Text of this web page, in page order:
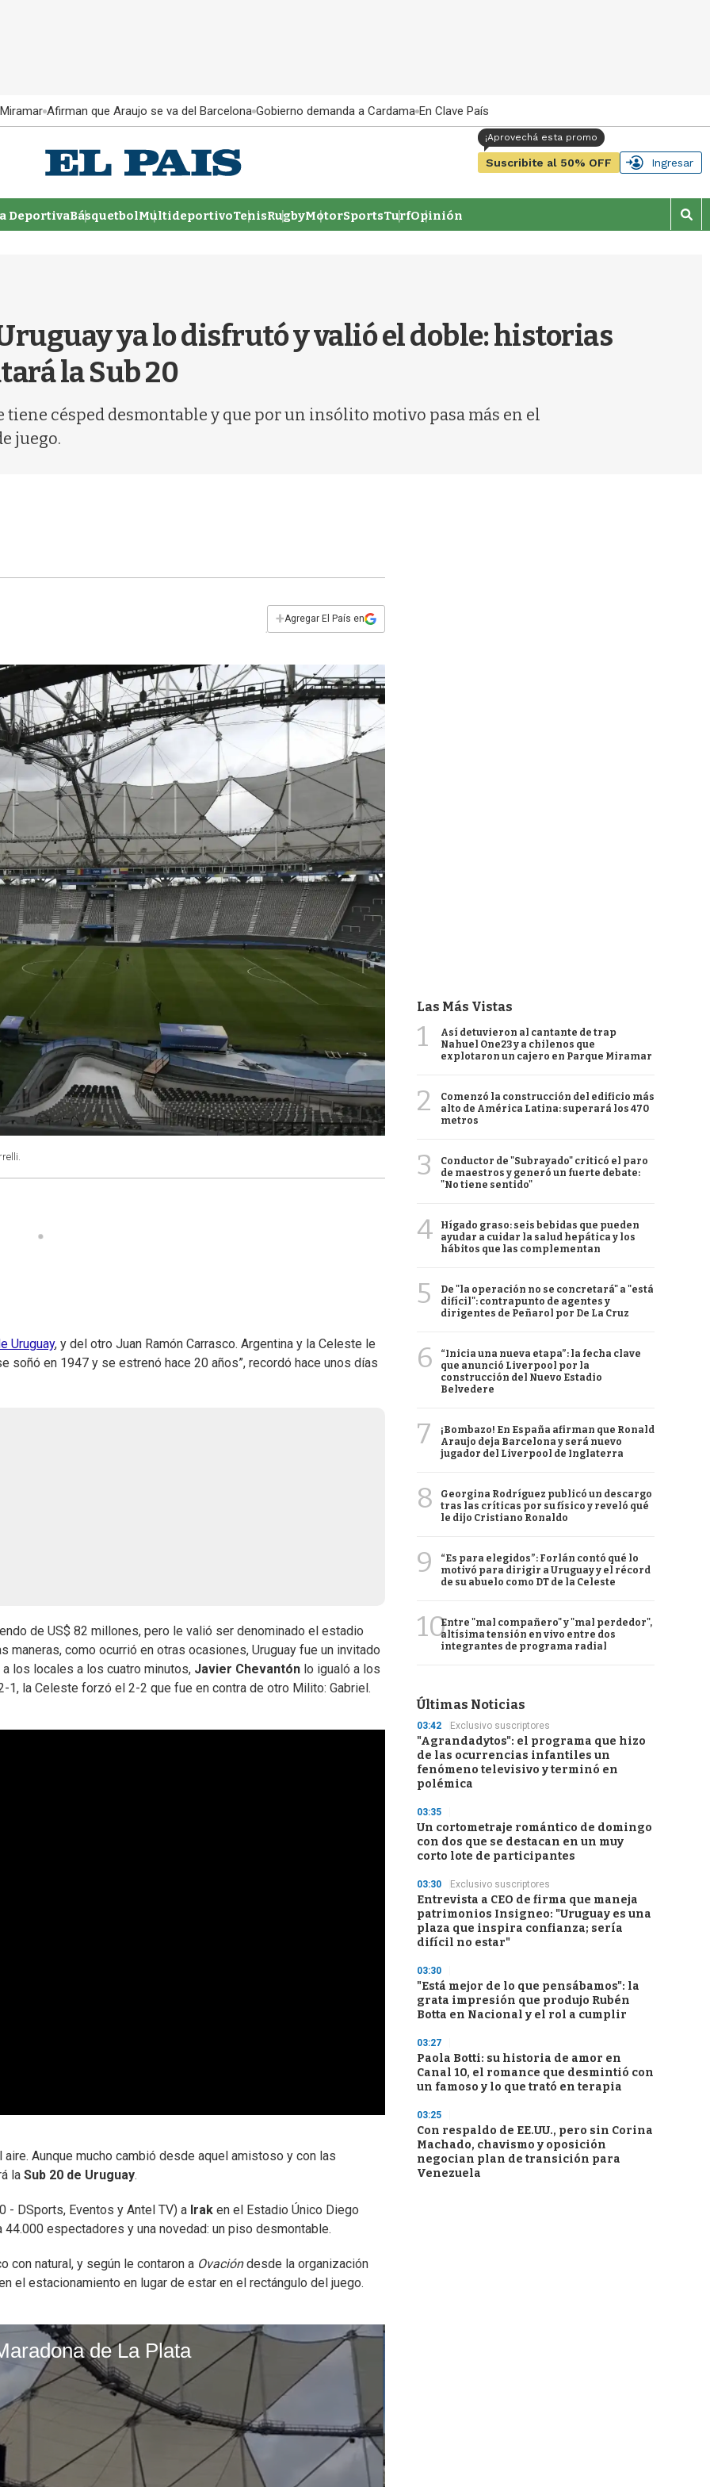
Afirman que Araujo se va del Barcelona Gobierno demanda a Cardama En Clave País
Suscribite al 50% OFF Ingresar
DeportivaBásquetbolMultideportivoTenisRugbyMotorSportsTurfOpinión
M
o
ya lo disfrutó y valió el doble: historias
la Sub 20
tiene césped desmontable y que por un insólito motivo pasa más en el
juego.
+Agregar El País en
Uruguay, y del otro Juan Ramón Carrasco. Argentina y la Celeste le
soñó en 1947 y se estrenó hace 20 años”, recordó hace unos días
de US$ 82 millones, pero le valió ser denominado el estadio
maneras, como ocurrió en otras ocasiones, Uruguay fue un invitado
a los locales a los cuatro minutos, Javier Chevantón lo igualó a los
la Celeste forzó el 2-2 que fue en contra de otro Milito: Gabriel.
Aunque mucho cambió desde aquel amistoso y con las
la Sub 20 de Uruguay.
- DSports, Eventos y Antel TV) a Irak en el Estadio Único Diego
espectadores y una novedad: un piso desmontable.
con natural, y según le contaron a Ovacióndesde la organización
el estacionamiento en lugar de estar en el rectángulo del juego.
Las Más Vistas
1
Así detuvieron al cantante de trap
Nahuel One23 y a chilenos que
explotaron un cajero en Parque Miramar
2
Comenzó la construcción del edificio más
alto de América Latina: superará los 470
metros
3
Conductor de "Subrayado" criticó el paro
de maestros y generó un fuerte debate:
"No tiene sentido"
4
Hígado graso: seis bebidas que pueden
ayudar a cuidar la salud hepática y los
hábitos que las complementan
5
De "la operación no se concretará" a "está
difícil": contrapunto de agentes y
dirigentes de Peñarol por De La Cruz
6
“Inicia una nueva etapa”: la fecha clave
que anunció Liverpool por la
construcción del Nuevo Estadio
Belvedere
7
¡Bombazo! En España afirman que Ronald
Araujo deja Barcelona y será nuevo
jugador del Liverpool de Inglaterra
8
Georgina Rodríguez publicó un descargo
tras las críticas por su físico y reveló qué
le dijo Cristiano Ronaldo
9
“Es para elegidos”: Forlán contó qué lo
motivó para dirigir a Uruguay y el récord
de su abuelo como DT de la Celeste
10Entre "mal compañero" y "mal perdedor",
altísima tensión en vivo entre dos
integrantes de programa radial
Últimas Noticias
03:42 Exclusivo suscriptores
"Agrandadytos": el programa que hizo
de las ocurrencias infantiles un
fenómeno televisivo y terminó en
polémica
03:35
Un cortometraje romántico de domingo
con dos que se destacan en un muy
corto lote de participantes
03:30 Exclusivo suscriptores
Entrevista a CEO de firma que maneja
patrimonios Insigneo: "Uruguay es una
plaza que inspira confianza; sería
difícil no estar"
03:30
"Está mejor de lo que pensábamos": la
grata impresión que produjo Rubén
Botta en Nacional y el rol a cumplir
03:27
Paola Botti: su historia de amor en
Canal 10, el romance que desmintió con
un famoso y lo que trató en terapia
03:25
Con respaldo de EE.UU., pero sin Corina
Machado, chavismo y oposición
negocian plan de transición para
Venezuela